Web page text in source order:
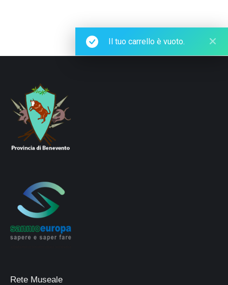
Il tuo carrello è vuoto.
Rete Museale